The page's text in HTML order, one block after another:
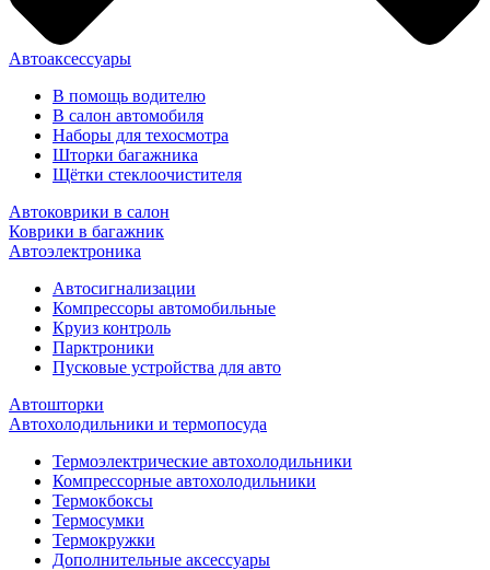
Автоаксессуары
В помощь водителю
В салон автомобиля
Наборы для техосмотра
Шторки багажника
Щётки стеклоочистителя
Автоковрики в салон
Коврики в багажник
Автоэлектроника
Автосигнализации
Компрессоры автомобильные
Круиз контроль
Парктроники
Пусковые устройства для авто
Автошторки
Автохолодильники и термопосуда
Термоэлектрические автохолодильники
Компрессорные автохолодильники
Термокбоксы
Термосумки
Термокружки
Дополнительные аксессуары